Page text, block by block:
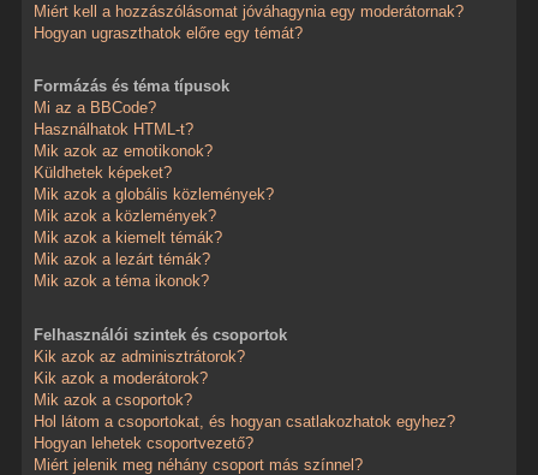
Miért kell a hozzászólásomat jóváhagynia egy moderátornak?
Hogyan ugraszthatok előre egy témát?
Formázás és téma típusok
Mi az a BBCode?
Használhatok HTML-t?
Mik azok az emotikonok?
Küldhetek képeket?
Mik azok a globális közlemények?
Mik azok a közlemények?
Mik azok a kiemelt témák?
Mik azok a lezárt témák?
Mik azok a téma ikonok?
Felhasználói szintek és csoportok
Kik azok az adminisztrátorok?
Kik azok a moderátorok?
Mik azok a csoportok?
Hol látom a csoportokat, és hogyan csatlakozhatok egyhez?
Hogyan lehetek csoportvezető?
Miért jelenik meg néhány csoport más színnel?